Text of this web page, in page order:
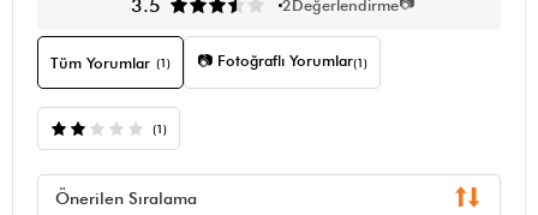
3.5 2Değerlendirme
Tüm Yorumlar (1) 📷 Fotoğraflı Yorumlar(1)
(1)
Önerilen Sıralama